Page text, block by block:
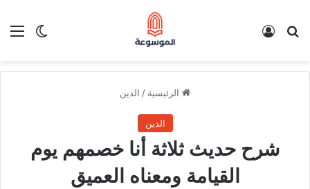
الوضع بحث عن
الرئيسية / الدين
الدين
شرح حديث ثلاثة أنا خصمهم يوم
القيامة ومعناه العميق